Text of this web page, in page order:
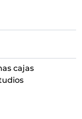
de las
la provincia de Toledo
Alonso
José
Pintoresco
cajas